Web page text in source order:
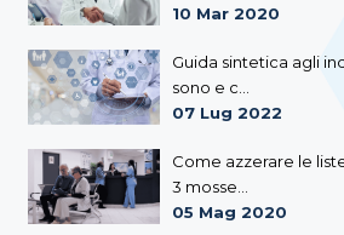
10 Mar 2020
Guida sintetica agli
sono e c...
07 Lug 2022
Come azzerare le
3 mosse...
05 Mag 2020